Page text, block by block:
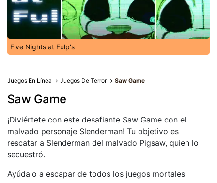
Five Nights at Fulp's
Juegos En Línea Juegos De Terror Saw Game
Saw Game
¡Diviértete con este desafiante Saw Game con el
malvado personaje Slenderman! Tu objetivo es
rescatar a Slenderman del malvado Pigsaw, quien lo
secuestró.
Ayúdalo a escapar de todos los juegos mortales